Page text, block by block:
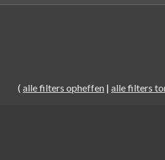
( alle filters opheffen | alle filters